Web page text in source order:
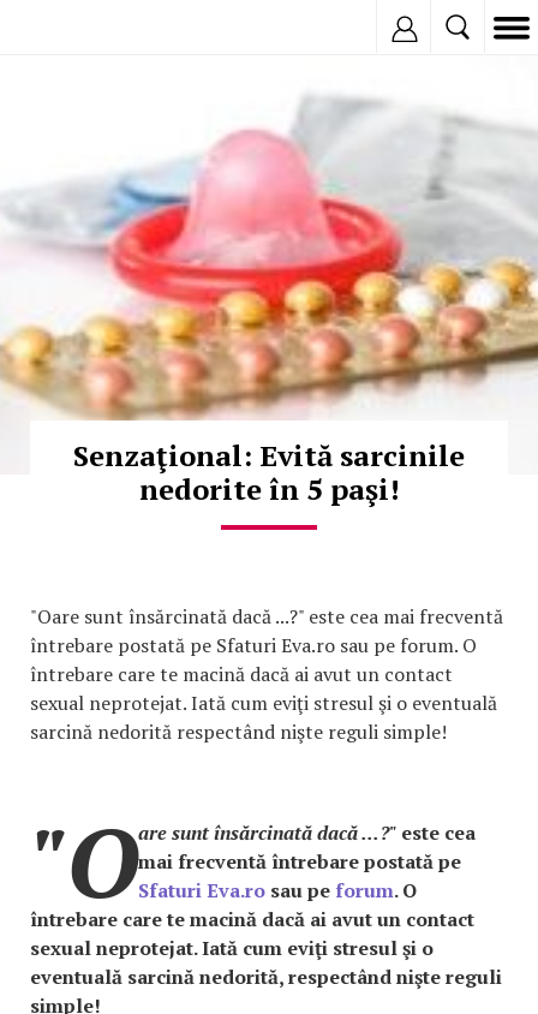
Senzaţional: Evită sarcinile
nedorite în 5 paşi!
"Oare sunt însărcinată dacă ...?" este cea mai frecventă
întrebare postată pe Sfaturi Eva.ro sau pe forum. O
întrebare care te macină dacă ai avut un contact
sexual neprotejat. Iată cum eviţi stresul şi o eventuală
sarcină nedorită respectând nişte reguli simple!
"Oare sunt însărcinată dacă ...?" este cea
mai frecventă întrebare postată pe
Sfaturi Eva.ro sau pe forum. O
întrebare care te macină dacă ai avut un contact
sexual neprotejat. Iată cum eviţi stresul şi o
eventuală sarcină nedorită, respectând nişte reguli
simple!